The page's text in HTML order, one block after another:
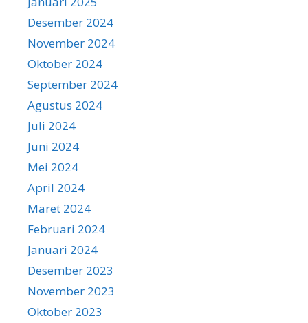
Desember 2024
November 2024
Oktober 2024
September 2024
Agustus 2024
Juli 2024
Juni 2024
Mei 2024
April 2024
Maret 2024
Februari 2024
Januari 2024
Desember 2023
November 2023
Oktober 2023